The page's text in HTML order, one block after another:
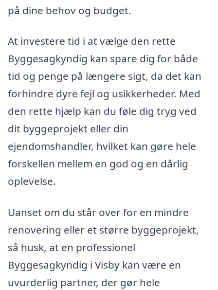
på dine behov og budget.
At investere tid i at vælge den rette
Byggesagkyndig kan spare dig for både
tid og penge på længere sigt, da det kan
forhindre dyre fejl og usikkerheder. Med
den rette hjælp kan du føle dig tryg ved
dit byggeprojekt eller din
ejendomshandler, hvilket kan gøre hele
forskellen mellem en god og en dårlig
oplevelse.
Uanset om du står over for en mindre
renovering eller et større byggeprojekt,
så husk, at en professionel
Byggesagkyndig i Visby kan være en
uvurderlig partner, der gør hele